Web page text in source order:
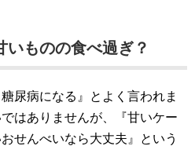
いものの食べ過ぎ？
尿病になる』とよく言われま
はありませんが、『甘いケー
せんべいなら大丈夫』という